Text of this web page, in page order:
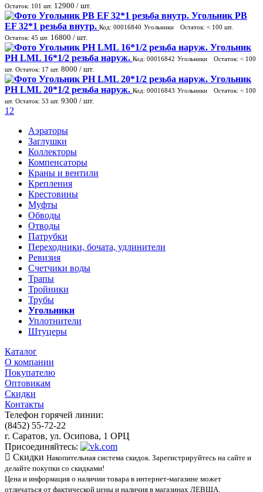
Остаток: 101 шт. 12900 / шт.
Угольник PВ
ЕF 32*1 резьба внутр. Код: 00016840 Угольники Остаток: < 100 шт.
Остаток: 45 шт. 16800 / шт.
Угольник
PН LМL 16*1/2 резьба наруж. Код: 00016842 Угольники Остаток: < 100
шт. Остаток: 17 шт. 8000 / шт.
Угольник
PН LМL 20*1/2 резьба наруж. Код: 00016843 Угольники Остаток: < 100
шт. Остаток: 53 шт. 9300 / шт.
1 2
Аэраторы
Заглушки
Коллекторы
Компенсаторы
Краны и вентили
Крепления
Крестовины
Муфты
Обводы
Отводы
Патрубки
Переходники, бочата, удлинители
Ревизия
Счетчики воды
Трапы
Тройники
Трубы
Угольники
Уплотнители
Штуцеры
Каталог
О компании
Покупателю
Оптовикам
Скидки
Контакты
Телефон горячей линии:
(8452) 55-72-22
г. Саратов, ул. Осипова, 1 ОРЦ
Присоединяйтесь:
Скидки Накопительная система скидок. Зарегистрируйтесь на сайте и
делайте покупки со скидками!
Цена и информация о наличии товара в интернет-магазине может
отличаться от фактической цены и наличия в магазинах ЛЕВША.